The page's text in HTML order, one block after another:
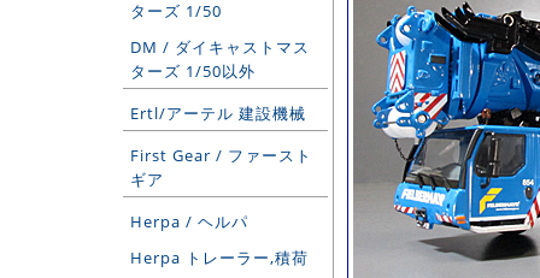
ターズ 1/50
DM / ダイキャストマス
ターズ 1/50以外
Ertl/アーテル 建設機械
First Gear / ファースト
ギア
Herpa / ヘルパ
Herpa トレーラー,積荷